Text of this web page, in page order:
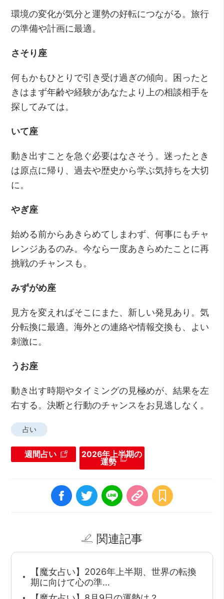
環境の変化が気分と運勢の好転につながる。旅行
の準備や計画に最適。
さそり座
何もかもひとりで引き受け過ぎの傾向。困ったと
きはまず年齢や経験があなたより上の相談相手を
探してみては。
いて座
動き出すことを急ぐ必要はなさそう。迷ったとき
は原点に帰り、過去や歴史から学ぶ気持ちを大切
に。
やぎ座
始める前からあきらめてしまわず、何事にもチャ
レンジあるのみ。今なら一度あきらめたことに再
挑戦のチャンスも。
みずがめ座
見方を変えればそこにまた、新しい発見あり。気
分転換に最適。海外との連絡や情報交換も、よい
刺激に。
うお座
動き出す時期やタイミングの見極めが、結果を左
右する。決断と行動のチャンスをお見逃しなく。
占い
週間占い 2026年上半期の
運勢
関連記事
【魔女占い】2026年上半期、世界の転換
期に向けて心の準…